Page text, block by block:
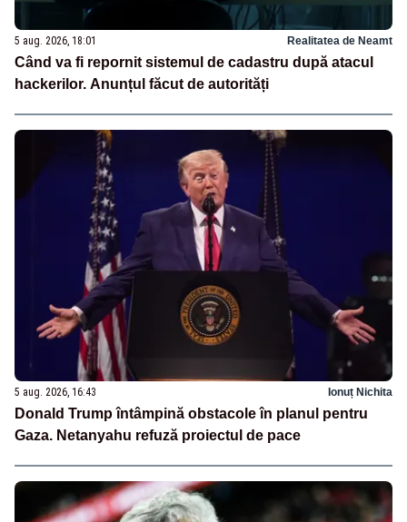
5 aug. 2026, 18:01 Realitatea de Neamt
Când va fi repornit sistemul de cadastru după atacul
hackerilor. Anunțul făcut de autorități
5 aug. 2026, 16:43 Ionuț Nichita
Donald Trump întâmpină obstacole în planul pentru
Gaza. Netanyahu refuză proiectul de pace